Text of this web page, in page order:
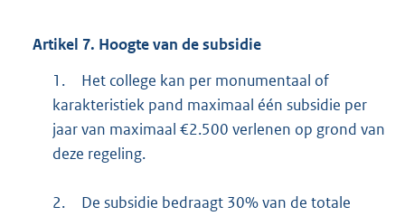
Artikel 7. Hoogte van de subsidie
1.
Het college kan per monumentaal of
karakteristiek pand maximaal één subsidie per
jaar van maximaal €2.500 verlenen op grond van
deze regeling.
2. De subsidie bedraagt 30% van de totale